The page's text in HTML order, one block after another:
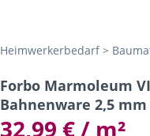
Heimwerkerbedarf >
Forbo Marmoleum
Bahnenware 2,5 mm
32,99 € / m²